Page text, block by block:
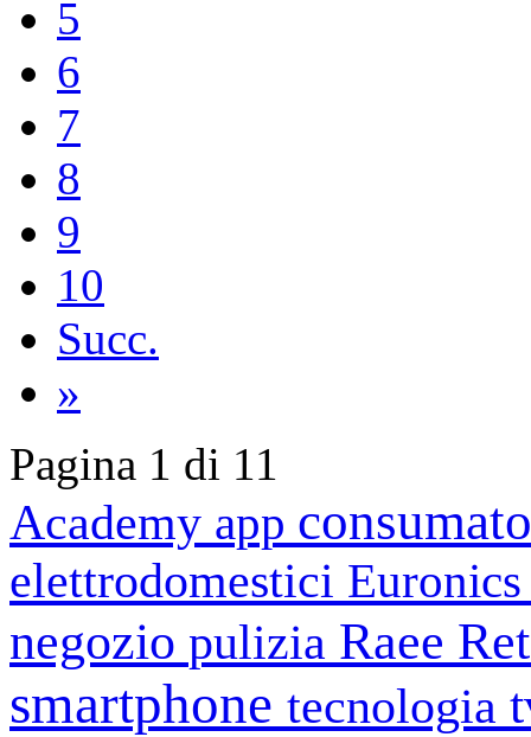
5
6
7
8
9
10
Succ.
»
Pagina 1 di 11
Academy app
elettrodomestici
negozio pulizia Raee
smartphone tecnologia